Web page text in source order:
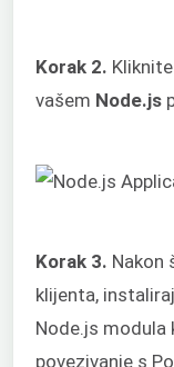
Korak 2.
vašem Node.js
Korak 3. Nakon
klijenta,
Node.js modula
povezivanje s